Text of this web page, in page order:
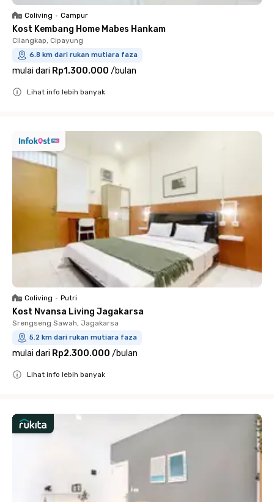
Coliving • Campur
Kost Kembang Home Mabes Hankam
Cilangkap, Cipayung
6.8 km dari rukan mutiara faza
mulai dari Rp1.300.000 /bulan
Lihat info lebih banyak
Coliving • Putri
Kost Nvansa Living Jagakarsa
Srengseng Sawah, Jagakarsa
5.2 km dari rukan mutiara faza
mulai dari Rp2.300.000 /bulan
Lihat info lebih banyak